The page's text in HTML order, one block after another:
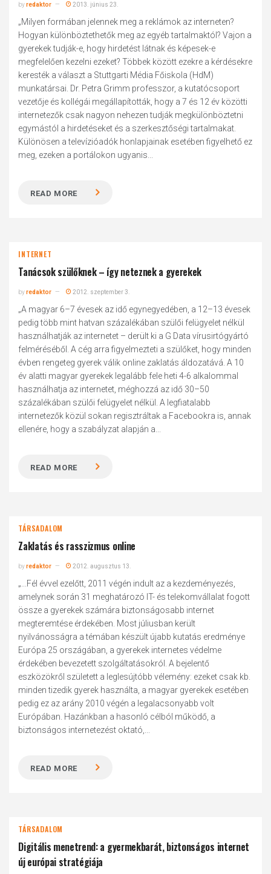
byredaktor 2013. június 23.
„Milyen formában jelennek meg a reklámok az interneten?
Hogyan különböztethetők meg az egyéb tartalmaktól? Vajon a
gyerekek tudják-e, hogy hirdetést látnak és képesek-e
megfelelően kezelni ezeket? Többek között ezekre a kérdésekre
keresték a választ a Stuttgarti Média Főiskola (HdM)
munkatársai. Dr. Petra Grimm professzor, a kutatócsoport
vezetője és kollégái megállapították, hogy a 7 és 12 év közötti
internetezők csak nagyon nehezen tudják megkülönböztetni
egymástól a hirdetéseket és a szerkesztőségi tartalmakat.
Különösen a televízióadók honlapjainak esetében figyelhető ez
meg, ezeken a portálokon ugyanis...
READ MORE
INTERNET
Tanácsok szülőknek – így neteznek a gyerekek
byredaktor 2012. szeptember 3.
„A magyar 6–7 évesek az idő egynegyedében, a 12–13 évesek
pedig több mint hatvan százalékában szülői felügyelet nélkül
használhatják az internetet – derült ki a G Data vírusirtógyártó
felméréséből. A cég arra figyelmezteti a szülőket, hogy minden
évben rengeteg gyerek válik online zaklatás áldozatává. A 10
év alatti magyar gyerekek legalább fele heti 4-6 alkalommal
használhatja az internetet, méghozzá az idő 30–50
százalékában szülői felügyelet nélkül. A legfiatalabb
internetezők közül sokan regisztráltak a Facebookra is, annak
ellenére, hogy a szabályzat alapján a...
READ MORE
TÁRSADALOM
Zaklatás és rasszizmus online
byredaktor 2012. augusztus 13.
„...Fél évvel ezelőtt, 2011 végén indult az a kezdeményezés,
amelynek során 31 meghatározó IT- és telekomvállalat fogott
össze a gyerekek számára biztonságosabb internet
megteremtése érdekében. Most júliusban került
nyilvánosságra a témában készült újabb kutatás eredménye
Európa 25 országában, a gyerekek internetes védelme
érdekében bevezetett szolgáltatásokról. A bejelentő
eszközökről született a leglesújtóbb vélemény: ezeket csak kb.
minden tizedik gyerek használta, a magyar gyerekek esetében
pedig ez az arány 2010 végén a legalacsonyabb volt
Európában. Hazánkban a hasonló célból működő, a
biztonságos internetezést oktató,...
READ MORE
TÁRSADALOM
Digitális menetrend: a gyermekbarát, biztonságos internet
új európai stratégiája